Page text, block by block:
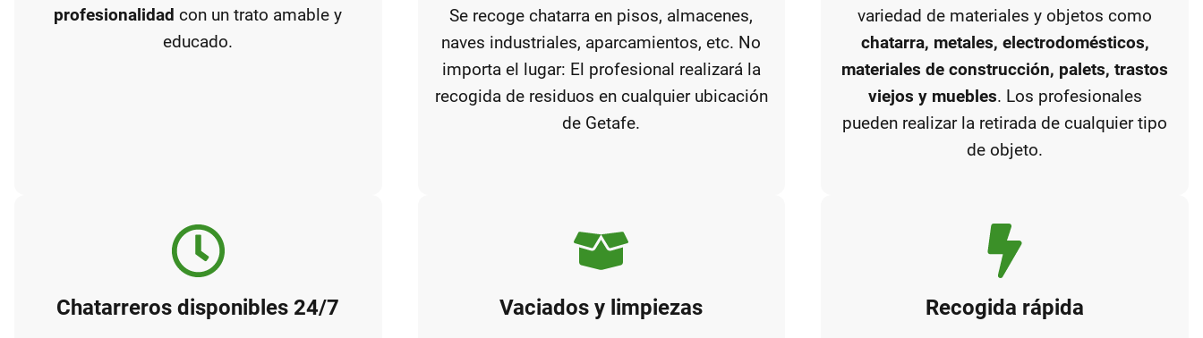
profesionalidad con un trato amable y
educado.
Se recoge chatarra en pisos, almacenes,
naves industriales, aparcamientos, etc. No
importa el lugar: El profesional realizará la
recogida de residuos en cualquier ubicación
de Getafe.
variedad de materiales y objetos como
chatarra, metales, electrodomésticos,
materiales de construcción, palets, trastos
viejos y muebles. Los profesionales
pueden realizar la retirada de cualquier tipo
de objeto.
Chatarreros disponibles 24/7 Vaciados y limpiezas Recogida rápida